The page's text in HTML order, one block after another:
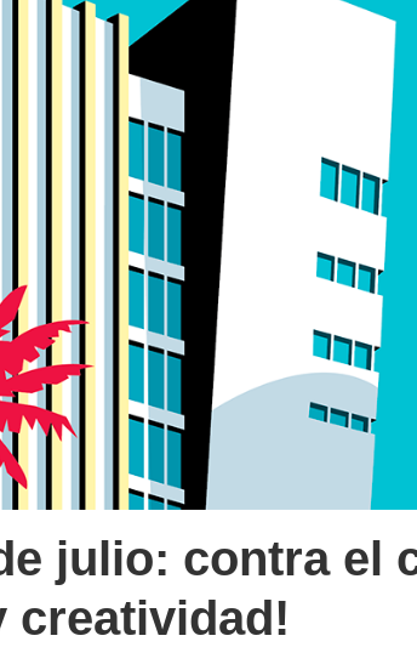
julio: contra el
creatividad!